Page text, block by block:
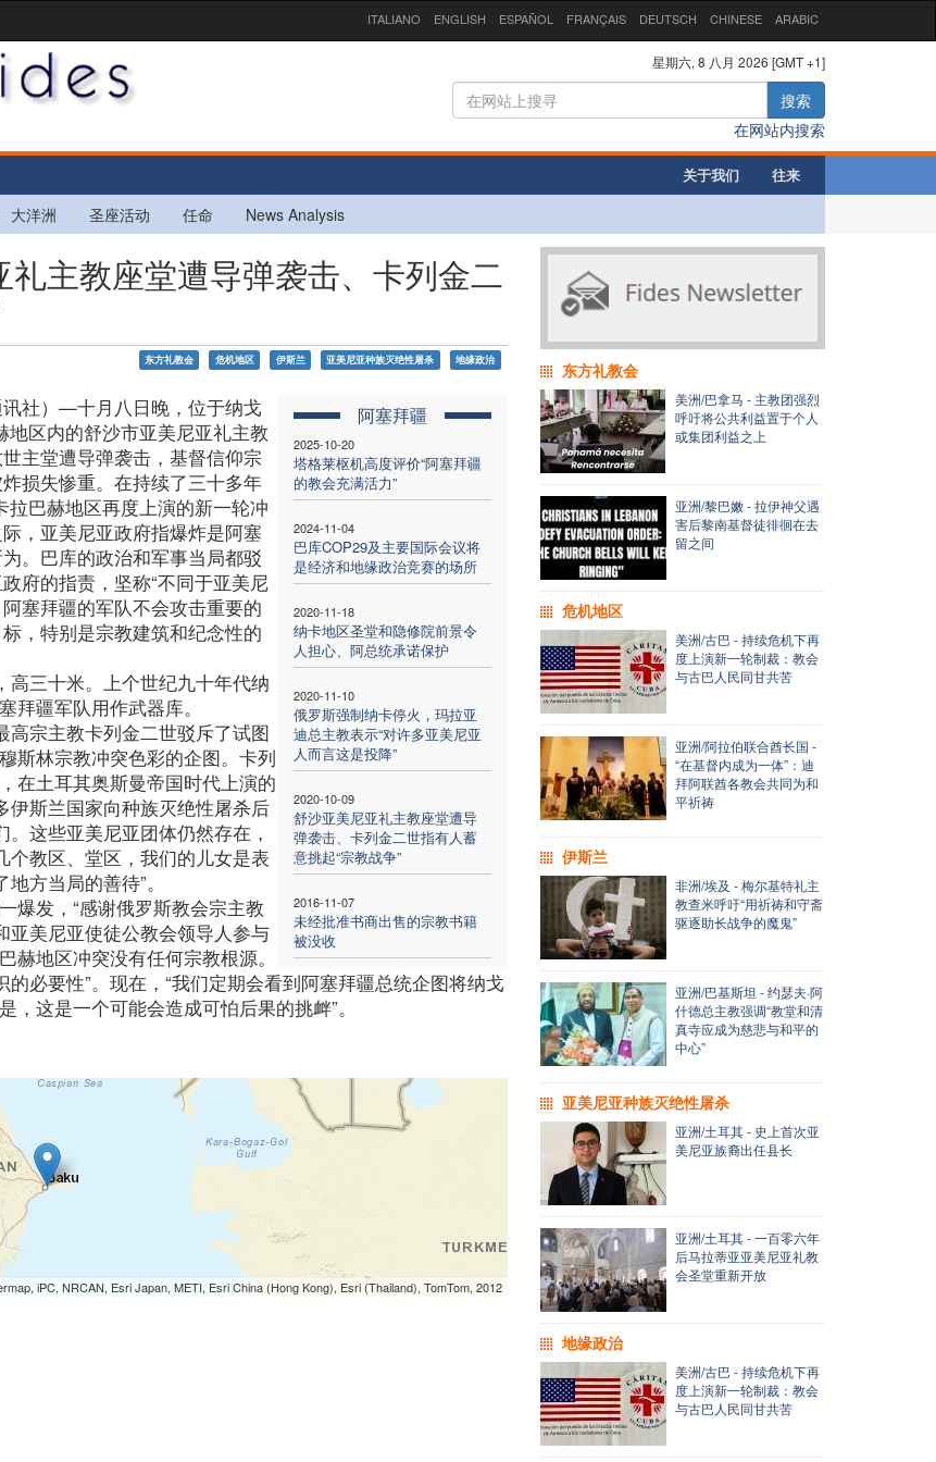
ITALIANO ENGLISH ESPAÑOL FRANÇAIS DEUTSCH CHINESE ARABIC
星期六, 8 八月 2026 [GMT +1]
搜索
在网站内搜索
关于我们 往来
大洋洲 圣座活动 任命 News Analysis
主教座堂遭导弹袭击、卡列金二
东方礼教会 危机地区 伊斯兰 亚美尼亚种族灭绝性屠杀 地缘政治
阿塞拜疆
2025-10-20
塔格莱枢机高度评价“阿塞拜疆
的教会充满活力”
2024-11-04
巴库COP29及主要国际会议将
是经济和地缘政治竞赛的场所
2020-11-18
纳卡地区圣堂和隐修院前景令
人担心、阿总统承诺保护
2020-11-10
俄罗斯强制纳卡停火，玛拉亚
迪总主教表示“对许多亚美尼亚
人而言这是投降”
2020-10-09
舒沙亚美尼亚礼主教座堂遭导
弹袭击、卡列金二世指有人蓄
意挑起“宗教战争”
2016-11-07
未经批准书商出售的宗教书籍
被没收
社）—十月八日晚，位于纳戈
地区内的舒沙市亚美尼亚礼主教
主堂遭导弹袭击，基督信仰宗
损失惨重。在持续了三十多年
拉巴赫地区再度上演的新一轮冲
，亚美尼亚政府指爆炸是阿塞
。巴库的政治和军事当局都驳
府的指责，坚称“不同于亚美尼
塞拜疆的军队不会攻击重要的
，特别是宗教建筑和纪念性的
三十米。上个世纪九十年代纳
拜疆军队用作武器库。
高宗主教卡列金二世驳斥了试图
斯林宗教冲突色彩的企图。卡列
在土耳其奥斯曼帝国时代上演的
伊斯兰国家向种族灭绝性屠杀后
这些亚美尼亚团体仍然存在，
教区、堂区，我们的儿女是表
方当局的善待”。
爆发，“感谢俄罗斯教会宗主教
亚美尼亚使徒公教会领导人参与
地区冲突没有任何宗教根源。
必要性”。现在，“我们定期会看到阿塞拜疆总统企图将纳戈
这是一个可能会造成可怕后果的挑衅”。
iPC, NRCAN, Esri Japan, METI, Esri China (Hong Kong), Esri (Thailand), TomTom, 2012
东方礼教会
美洲/巴拿马 - 主教团强烈
呼吁将公共利益置于个人
或集团利益之上
亚洲/黎巴嫩 - 拉伊神父遇
害后黎南基督徒徘徊在去
留之间
危机地区
美洲/古巴 - 持续危机下再
度上演新一轮制裁：教会
与古巴人民同甘共苦
亚洲/阿拉伯联合酋长国 -
“在基督内成为一体”：迪
拜阿联酋各教会共同为和
平祈祷
伊斯兰
非洲/埃及 - 梅尔基特礼主
教查米呼吁“用祈祷和守斋
驱逐助长战争的魔鬼”
亚洲/巴基斯坦 - 约瑟夫·阿
什德总主教强调“教堂和清
真寺应成为慈悲与和平的
中心”
亚美尼亚种族灭绝性屠杀
亚洲/土耳其 - 史上首次亚
美尼亚族裔出任县长
亚洲/土耳其 - 一百零六年
后马拉蒂亚亚美尼亚礼教
会圣堂重新开放
地缘政治
美洲/古巴 - 持续危机下再
度上演新一轮制裁：教会
与古巴人民同甘共苦